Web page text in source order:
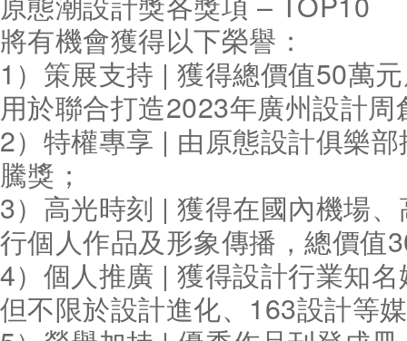
將有機會獲得以下榮譽：
1）策展支持 | 獲得總價值50萬
用於聯合打造2023年廣州設計周
2）特權專享 | 由原態設計俱樂
騰獎；
3）高光時刻 | 獲得在國內機場
行個人作品及形象傳播，總價值
4）個人推廣 | 獲得設計行業知
但不限於設計進化、163設計等